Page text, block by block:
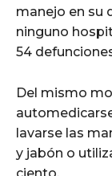
manejo en su
ninguno
54
Del mismo
lavarse las
y jabón o
ciento.